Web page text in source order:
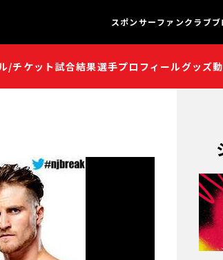
/チケット試合結果選手プロフィールグッズ
獣神サンダー
矢野通プロデ
スイーツ真壁
聖帝タイチの
チャンネル
鷹木信悟ちゃ
スポンサーファンクラブ